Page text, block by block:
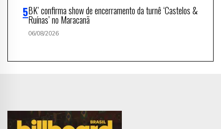
BK’ confirma show de encerramento da turnê ‘Castelos &
Ruínas’ no Maracanã
06/08/2026